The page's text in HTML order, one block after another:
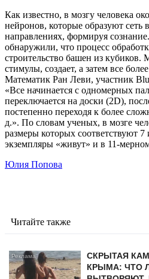
Как известно, в мозгу человека
нейронов, которые образуют сеть
направлениях, формируя
обнаружили, что процесс
строительство башен из кубиков.
стимулы, создает, а затем все
Математик Ран Леви, участник
«Все начинается с одномерных
переключается на доски (2D),
постепенно переходя к более
д.». По словам ученых, в мозге
размеры которых соответствуют
экземпляры «живут» и в 11-
Юлия Попова
Читайте также
СКРЫТАЯ
КРЫМА: ЧТО